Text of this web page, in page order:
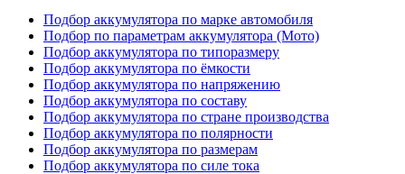
Подбор аккумулятора по марке автомобиля
Подбор по параметрам аккумулятора (Мото)
Подбор аккумулятора по типоразмеру
Подбор аккумулятора по ёмкости
Подбор аккумулятора по напряжению
Подбор аккумулятора по составу
Подбор аккумулятора по стране производства
Подбор аккумулятора по полярности
Подбор аккумулятора по размерам
Подбор аккумулятора по силе тока